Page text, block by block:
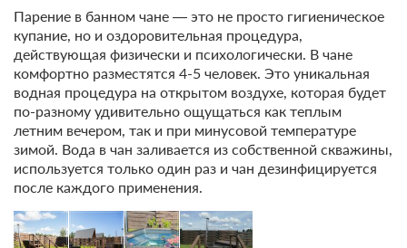
Коттедж №2
Подробнее
Большой А-фрейм треугольный коттедж, для отдыха семьей
или компанией до шести человек. Коттедж в цвет светлого
дерева.
Обратите внимание, время заезда в коттедж в 16:00, выезд в
14:00.
89м 2
x2 Две двуспальных кровати
Одна диван-кровать
Wi-Fi
Ванная комната в номере
Сплит-система
2 гостя
Парение в банном чане — это не просто гигиеническое
купание, но и оздоровительная процедура,
действующая физически и психологически. В чане
комфортно разместятся 4-5 человек. Это уникальная
водная процедура на открытом воздухе, которая будет
по-разному удивительно ощущаться как теплым
летним вечером, так и при минусовой температуре
зимой. Вода в чан заливается из собственной скважины,
используется только один раз и чан дезинфицируется
после каждого применения.